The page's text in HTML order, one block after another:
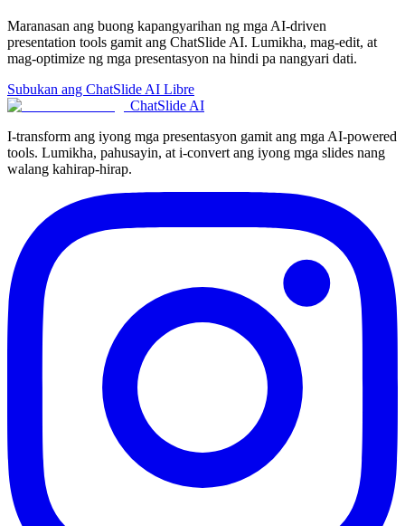
Maranasan ang buong kapangyarihan ng mga AI-driven
presentation tools gamit ang ChatSlide AI. Lumikha, mag-edit, at
mag-optimize ng mga presentasyon na hindi pa nangyari dati.
Subukan ang ChatSlide AI Libre
ChatSlide AI
I-transform ang iyong mga presentasyon gamit ang mga AI-powered
tools. Lumikha, pahusayin, at i-convert ang iyong mga slides nang
walang kahirap-hirap.